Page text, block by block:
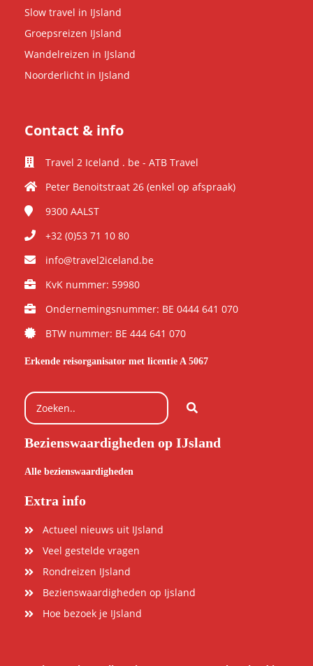
Slow travel in IJsland
Groepsreizen IJsland
Wandelreizen in IJsland
Noorderlicht in IJsland
Contact & info
Travel 2 Iceland . be - ATB Travel
Peter Benoitstraat 26 (enkel op afspraak)
9300 AALST
+32 (0)53 71 10 80
info@travel2iceland.be
KvK nummer: 59980
Ondernemingsnummer: BE 0444 641 070
BTW nummer: BE 444 641 070
Erkende reisorganisator met licentie A 5067
Bezienswaardigheden op IJsland
Alle bezienswaardigheden
Extra info
Actueel nieuws uit IJsland
Veel gestelde vragen
Rondreizen IJsland
Bezienswaardigheden op Ijsland
Hoe bezoek je IJsland